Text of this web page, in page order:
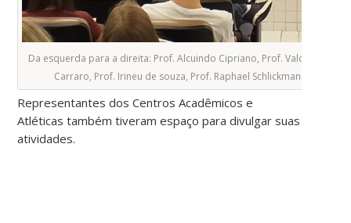
Da esquerda para a direita: Prof. Alcuindo Cipriano, Prof. Valdir Alvin da
Carraro, Prof. Irineu de souza, Prof. Raphael Schlickmann e Prof.
Representantes dos Centros Acadêmicos e
Atléticas também tiveram espaço para divulgar suas
atividades.